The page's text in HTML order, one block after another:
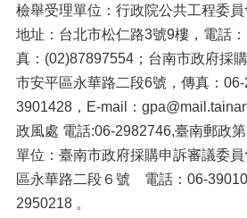
檢舉受理單位：行政院公共工程委
地址：台北市松仁路3號9樓，電話
真：(02)87897554；台南市政府採
市安平區永華路二段6號，傳真：
3901428，E-mail：
政風處 電話:06-2982746,臺南郵政
單位：臺南市政府採購申訴審議委
區永華路二段６號 電話：06-
2950218 。